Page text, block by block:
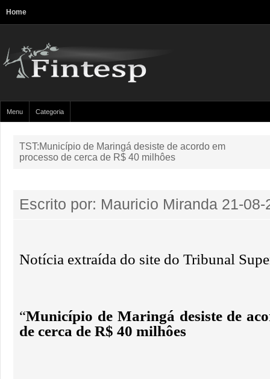
Home
Menu Categoria
TST:Município de Maringá desiste de acordo em
processo de cerca de R$ 40 milhôes
Escrito por: Mauricio Miranda 21-08-
Notícia extraída do site do Tribunal
“Município de Maringá desiste de
de cerca de R$ 40 milhôes